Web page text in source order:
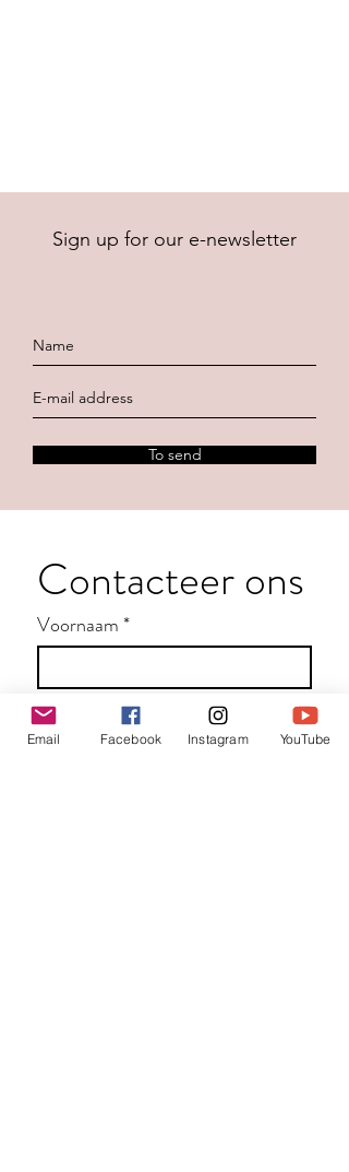
Sign up for our e-newsletter
To send
Contacteer ons
Voornaam*
Familienaam
Email Facebook Instagram YouTube